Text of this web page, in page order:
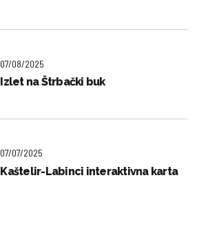
07/08/2025
Izlet na Štrbački buk
07/07/2025
Kaštelir-Labinci interaktivna karta